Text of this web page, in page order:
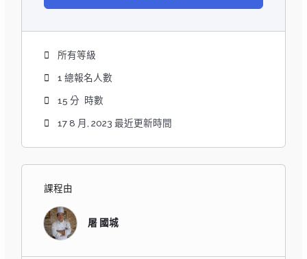
所有等級
1 總報名人數
15 分 時數
17 8 月, 2023 最近更新時間
課程由
屠 國城